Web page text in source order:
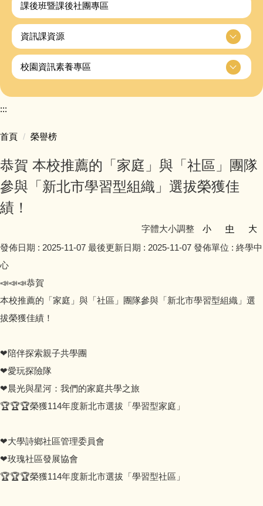
課後班暨課後社團專區
資訊課資源
校園資訊素養專區
:::
首頁 榮譽榜
恭賀 本校推薦的「家庭」與「社區」團隊
參與「新北市學習型組織」選拔榮獲佳
績！
字體大小調整 小 中
大
發佈日期 : 2025-11-07 最後更新日期 : 2025-11-07 發佈單位 : 終學中
心
📣📣📣恭賀
本校推薦的「家庭」與「社區」團隊參與「新北市學習型組織」選
拔榮獲佳績！
❤陪伴探索親子共學團
❤愛玩探險隊
❤晨光與星河：我們的家庭共學之旅
🏆🏆🏆榮獲114年度新北市選拔「學習型家庭」
❤大學詩鄉社區管理委員會
❤玫瑰社區發展協會
🏆🏆🏆榮獲114年度新北市選拔「學習型社區」